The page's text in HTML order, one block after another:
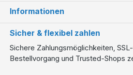
Informationen
Sicher & flexibel zahlen
Sichere Zahlungsmöglichkeiten,
Bestellvorgang und Trusted-Shops